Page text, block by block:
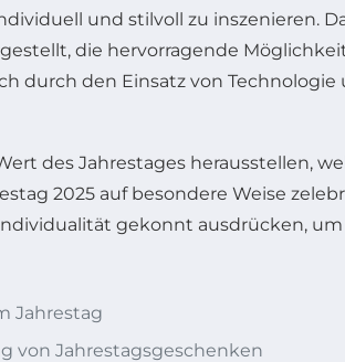
und stilvoll zu inszenieren.
die hervorragende
durch den Einsatz von
des Jahrestages herausstellen,
2025 auf besondere Weise
gekonnt ausdrücken,
Jahrestag
von Jahrestagsgeschenken